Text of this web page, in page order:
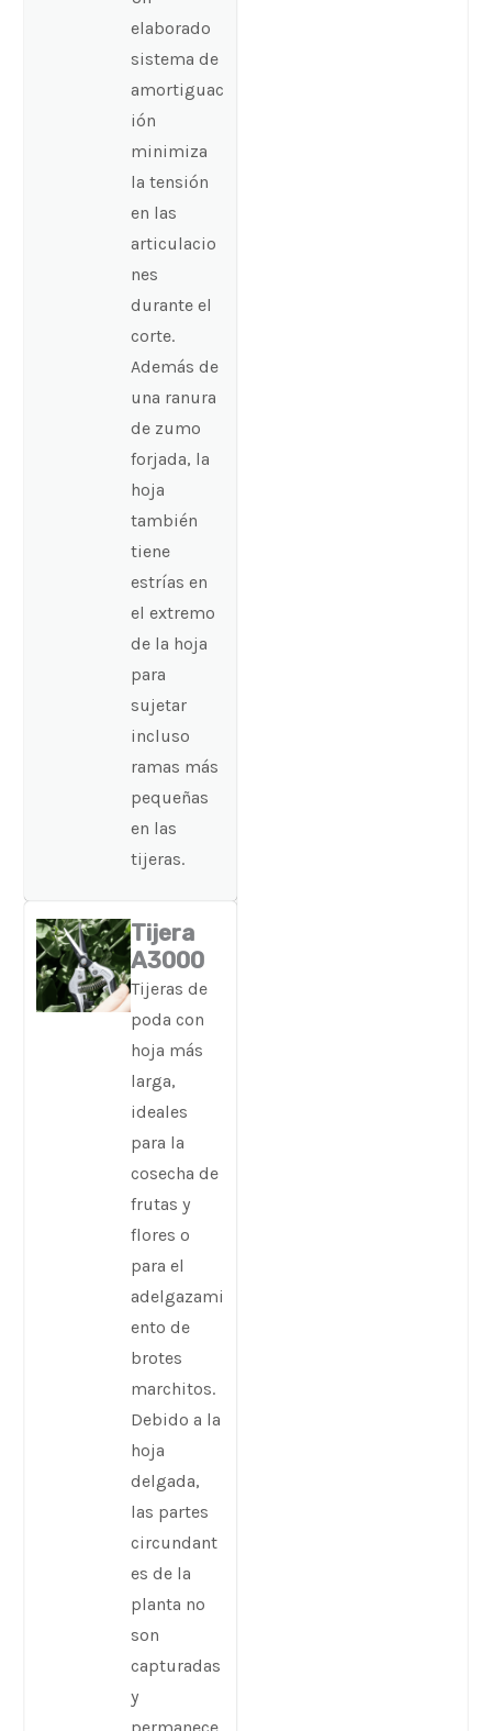
elaborado
sistema de
amortiguac
ión
minimiza
la tensión
en las
articulacio
nes
durante el
corte.
Además de
una ranura
de zumo
forjada, la
hoja
también
tiene
estrías en
el extremo
de la hoja
para
sujetar
incluso
ramas más
pequeñas
en las
tijeras.
Tijera
A3000
Tijeras de
poda con
hoja más
larga,
ideales
para la
cosecha de
frutas y
flores o
para el
adelgazami
ento de
brotes
marchitos.
Debido a la
hoja
delgada,
las partes
circundant
es de la
planta no
son
capturadas
y